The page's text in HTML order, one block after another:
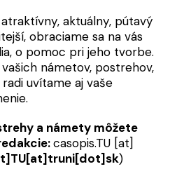
aktuálny, pútavý
obraciame sa na vás
o pomoc pri jeho tvorbe.
námetov, postrehov,
uvítame aj vaše
a námety môžete
casopis.TU [at]
)